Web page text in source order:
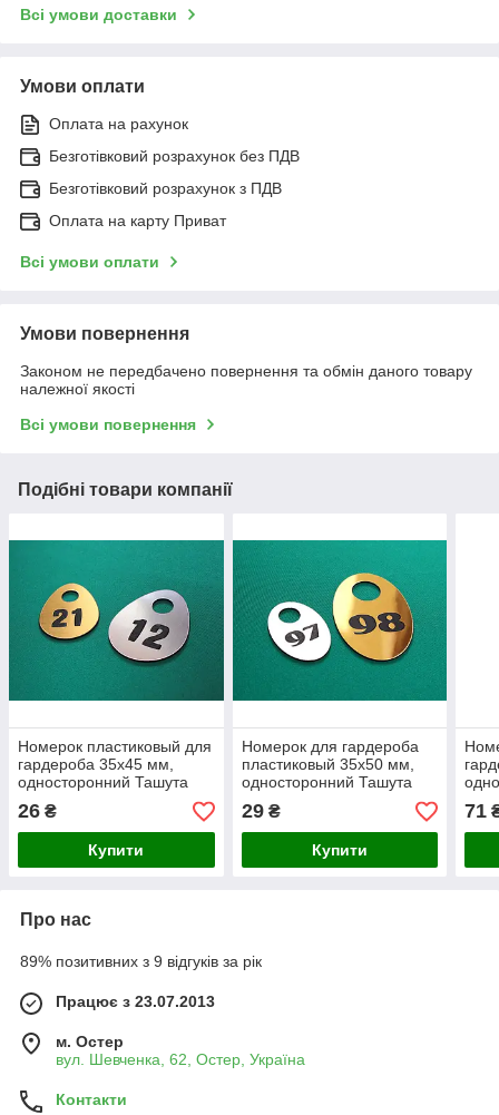
Всі умови доставки
Умови оплати
Оплата на рахунок
Безготівковий розрахунок без ПДВ
Безготівковий розрахунок з ПДВ
Оплата на карту Приват
Всі умови оплати
Умови повернення
Законом не передбачено повернення та обмін даного товару
належної якості
Всі умови повернення
Подібні товари компанії
Номерок пластиковый для
гардероба 35х45 мм,
односторонний Ташута
(21-72010-01)
26 ₴
Купити
Номерок для гардероба
пластиковый 35х50 мм,
односторонний Ташута
(21-72050-01)
29₴
Купити
(21-
71
Про нас
89% позитивних з 9 відгуків за рік
Працює з 23.07.2013
м. Остер
вул. Шевченка, 62, Остер, Україна
Контакти